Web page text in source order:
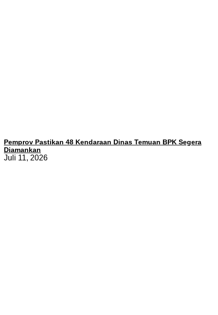
Pemprov Pastikan 48 Kendaraan Dinas Temuan BPK Segera
Diamankan
Juli 11, 2026